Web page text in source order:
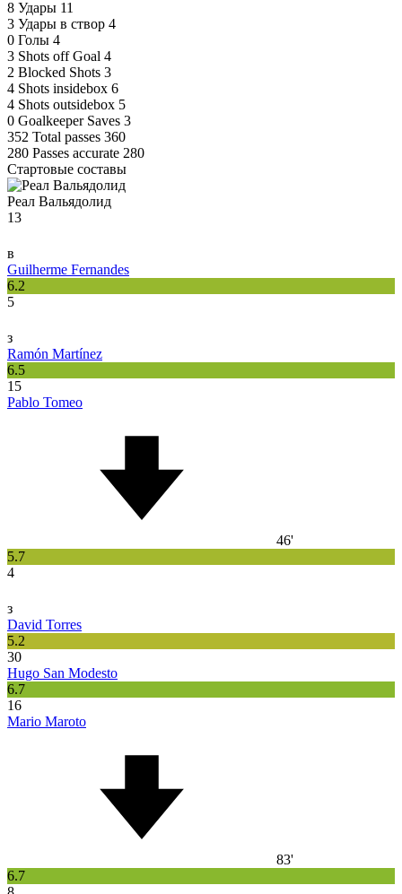
8 Удары 11
3 Удары в створ 4
0 Голы 4
3 Shots off Goal 4
2 Blocked Shots 3
4 Shots insidebox 6
4 Shots outsidebox 5
0 Goalkeeper Saves 3
352 Total passes 360
280 Passes accurate 280
Стартовые составы
Реал Вальядолид
13
в
Guilherme Fernandes
6.2
5
з
Ramón Martínez
6.5
15
Pablo Tomeo
46'
5.7
4
з
David Torres
5.2
30
Hugo San Modesto
6.7
16
Mario Maroto
83'
6.7